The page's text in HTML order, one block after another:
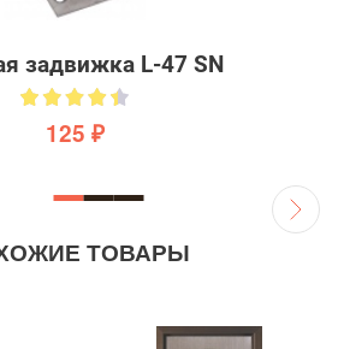
задвижка L-47 SN
125 ₽
ТОВАРЫ